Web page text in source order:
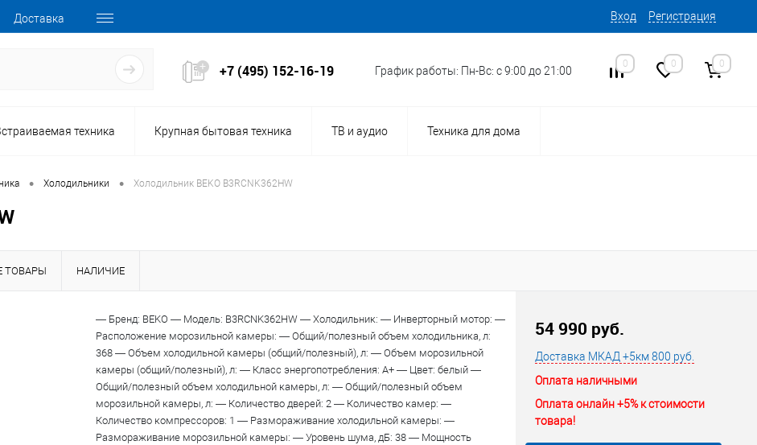
Доставка Вход Регистрация
+7 (495) 152-16-19 График работы: Пн-Вс: с 9:00 до 21:00
0 0 0
техника Крупная бытовая техника ТВ и аудио Техника для дома
• Холодильники • Холодильник BEKO B3RCNK362HW
ТОВАРЫ НАЛИЧИЕ
Код товара:148025
— Бренд: BEKO — Модель: B3RCNK362HW — Холодильник: — Инверторный мотор: —
Расположение морозильной камеры: — Общий/полезный объем холодильника, л:
368 — Объем холодильной камеры (общий/полезный), л: — Объем морозильной
камеры (общий/полезный), л: — Класс энергопотребления: A+ — Цвет: белый —
Общий/полезный объем холодильной камеры, л: — Общий/полезный объем
морозильной камеры, л: — Количество дверей: 2 — Количество камер: —
Количество компрессоров: 1 — Размораживание холодильной камеры: —
Размораживание морозильной камеры: — Уровень шума, дБ: 38 — Мощность
54 990 руб.
Доставка МКАД +5км 800 руб.
Оплата наличными
Оплата онлайн +5% к стоимости
товара!